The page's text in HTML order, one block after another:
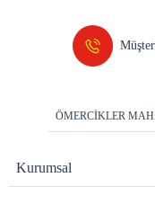
ÖMERCİKLER
Kurumsal